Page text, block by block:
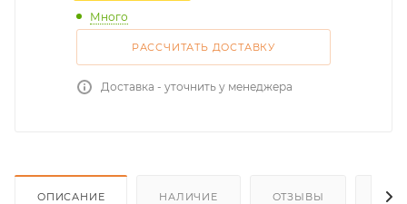
Много
РАССЧИТАТЬ ДОСТАВКУ
Доставка - уточнить у менеджера
ОПИСАНИЕ НАЛИЧИЕ ОТЗЫВЫ